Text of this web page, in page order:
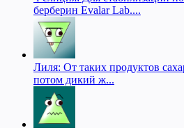
берберин Evalar Lab....
Лиля: От таких продуктов
потом дикий ж...